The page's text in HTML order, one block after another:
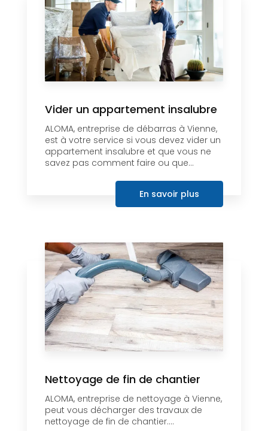
Vider un appartement insalubre
ALOMA, entreprise de débarras à Vienne,
est à votre service si vous devez vider un
appartement insalubre et que vous ne
savez pas comment faire ou que...
En savoir plus
Nettoyage de fin de chantier
ALOMA, entreprise de nettoyage à Vienne,
peut vous décharger des travaux de
nettoyage de fin de chantier....